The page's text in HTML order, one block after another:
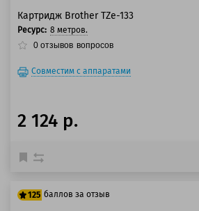
Картридж Brother TZe-133
Ресурс: 8 метров.
0 отзывов вопросов
Совместим с аппаратами
2 124 р.
125 баллов за отзыв